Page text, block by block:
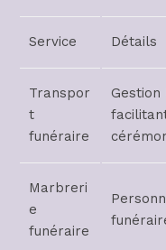
Service Détails
Transpor
t
funéraire
Marbreri
e
funéraire